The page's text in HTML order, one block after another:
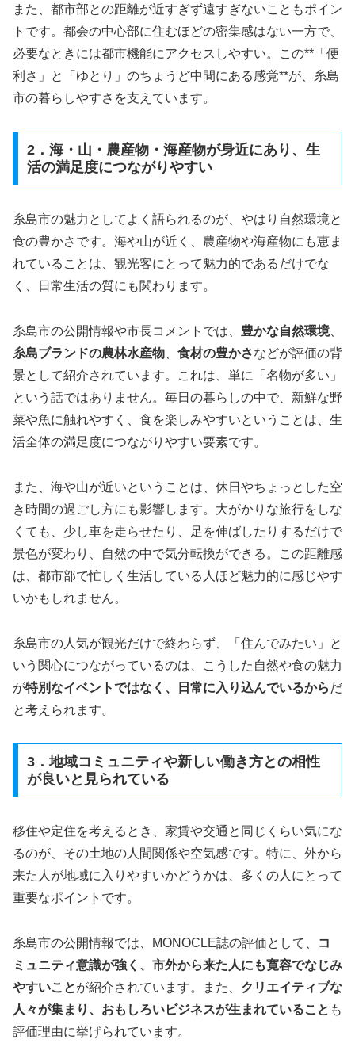
また、都市部との距離が近すぎず遠すぎないこともポイン
トです。都会の中心部に住むほどの密集感はない一方で、
必要なときには都市機能にアクセスしやすい。この**「便
利さ」と「ゆとり」のちょうど中間にある感覚**が、糸島
市の暮らしやすさを支えています。
2．海・山・農産物・海産物が身近にあり、生
活の満足度につながりやすい
糸島市の魅力としてよく語られるのが、やはり自然環境と
食の豊かさです。海や山が近く、農産物や海産物にも恵ま
れていることは、観光客にとって魅力的であるだけでな
く、日常生活の質にも関わります。
糸島市の公開情報や市長コメントでは、 豊かな自然環境、
糸島ブランドの農林水産物
食材の豊かさなどが評価の背
景として紹介されています。これは、単に「名物が多い」
という話ではありません。毎日の暮らしの中で、新鮮な野
菜や魚に触れやすく、食を楽しみやすいということは、生
活全体の満足度につながりやすい要素です。
また、海や山が近いということは、休日やちょっとした空
き時間の過ごし方にも影響します。大がかりな旅行をしな
くても、少し車を走らせたり、足を伸ばしたりするだけで
景色が変わり、自然の中で気分転換ができる。この距離感
は、都市部で忙しく生活している人ほど魅力的に感じやす
いかもしれません。
糸島市の人気が観光だけで終わらず、「住んでみたい」と
いう関心につながっているのは、こうした自然や食の魅力
が特別なイベントではなく、日常に入り込んでいるからだ
と考えられます。
3．地域コミュニティや新しい働き方との相性
が良いと見られている
移住や定住を考えるとき、家賃や交通と同じくらい気にな
るのが、その土地の人間関係や空気感です。特に、外から
来た人が地域に入りやすいかどうかは、多くの人にとって
重要なポイントです。
糸島市の公開情報では、MONOCLE誌の評価として、
コ
ミュニティ意識が強く、市外から来た人にも寛容でなじみ
やすいことが紹介されています。また、 クリエイティブな
人々が集まり、おもしろいビジネスが生まれていること も
評価理由に挙げられています。